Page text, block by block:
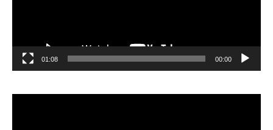
00:00
01:08